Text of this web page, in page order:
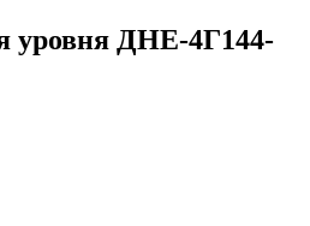
уровня ДНЕ-4Г144-